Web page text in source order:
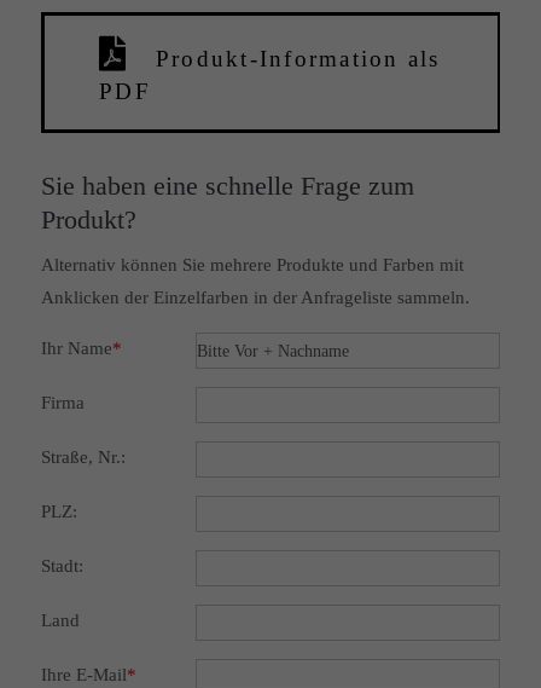
Produkt-Information als
PDF
Sie haben eine schnelle Frage zum
Produkt?
Alternativ können Sie mehrere Produkte und Farben mit
Anklicken der Einzelfarben in der Anfrageliste sammeln.
Ihr Name*
Firma
Straße, Nr.:
PLZ:
Stadt:
Land
Ihre E-Mail*